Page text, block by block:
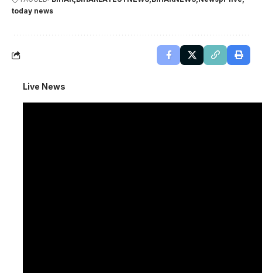
today news
Live News